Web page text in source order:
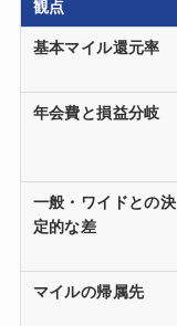
観点
基本マイル還元率
年会費と損益分岐
一般・ワイドとの決
定的な差
マイルの帰属先